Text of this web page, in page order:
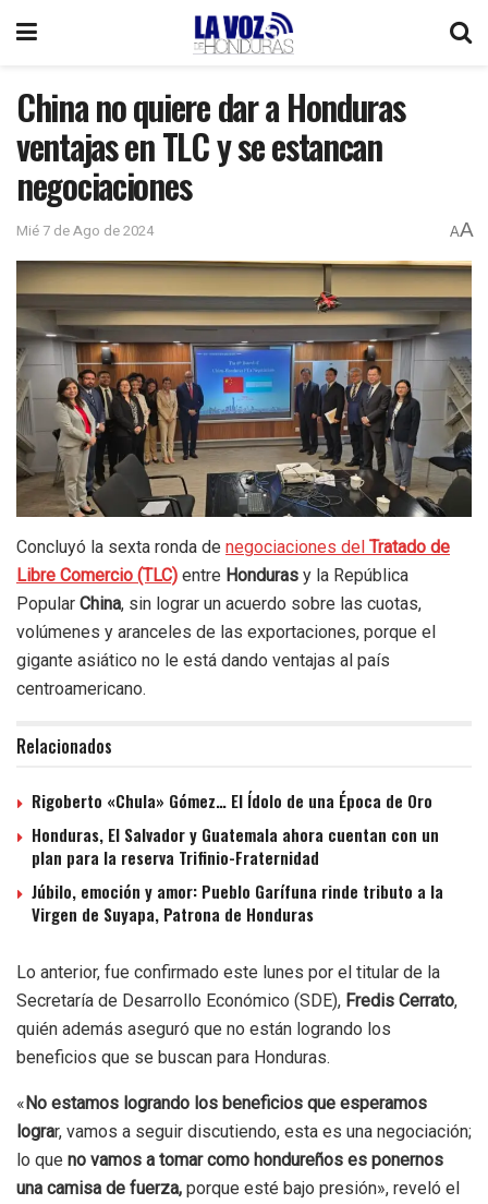
China no quiere dar a Honduras
ventajas en TLC y se estancan
negociaciones
Mié 7 de Ago de 2024 AA
Concluyó la sexta ronda de negociaciones del Tratado de
Libre Comercio (TLC) entre Honduras y la República
Popular China, sin lograr un acuerdo sobre las cuotas,
volúmenes y aranceles de las exportaciones, porque el
gigante asiático no le está dando ventajas al país
centroamericano.
Relacionados
Rigoberto «Chula» Gómez… El Ídolo de una Época de Oro
Honduras, El Salvador y Guatemala ahora cuentan con un
plan para la reserva Trifinio-Fraternidad
Júbilo, emoción y amor: Pueblo Garífuna rinde tributo a la
Virgen de Suyapa, Patrona de Honduras
Lo anterior, fue confirmado este lunes por el titular de la
Secretaría de Desarrollo Económico (SDE), Fredis Cerrato,
quién además aseguró que no están logrando los
beneficios que se buscan para Honduras.
«No estamos logrando los beneficios que esperamos
lograr, vamos a seguir discutiendo, esta es una negociación;
lo que no vamos a tomar como hondureños es ponernos
una camisa de fuerza, porque esté bajo presión», reveló el